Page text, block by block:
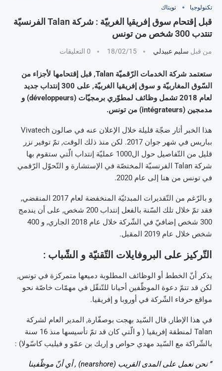
تكنولوجيا تويتاك
قبل إقتحام سوق إفريقيا الغربيّة : شركة Talan الفرنسيّة
تنتدب 300 شخص من تونس
من قبل سليم عبيدلي 18/02/15 0 التعليقات
ستعتمد شركة الخدمات الرّقميّة Talan, قبل إقتحامها لأجزاء من
السّوق المغاربيّة و سوق إفريقيا الغربيّة, على 300 إنتداب جديد
لعام 2018 تشمل وظائف لمطوّري برمجيّات (développeurs) و
مدمجين (intégrateurs) من تونس.
هذا الخبر أثار ضجّة قليلة خلال الإعلان عنه في صالون Vivatech
بباريس في شهر جوان 2017. لكن منذ ذلك الوقت, تمّ توفير نزر
قليل من التّفاصيل حول ال1000 عمليّة إنتداب الّتي ستقوم بها
شركة Talan الفرنسيّة المختصّة في الإستشارة و التّحوّل الرّقمي
في تونس من هنا إلى عام 2020.
و بالرّغم من التّقديرات المبدئيّة المنخفضة لعام 2017 المنقضي,
فقد تمّ خلال تلك السّنة بالفعل إنتداب 200 شخص, على أن يندمج
300 شخص إضافيّ في الشّركة خلال عام 2018 الجاري, و 400
شخص خلال عام 2019 المقبل.
التّركيز على البروفايلات التّقنيّة و الشّباب :
يذكر أنّ الخطط أو الوظائف المطلوبة دميعها متمركزة في تونس,
لكن قد تتمّ دعوة الموظّفين أحيانا للتّنقّل في مهمّات خاصّة نحو
مواقع حرفاء الشّركة في أوروبا و إفريقيا.
في هذا الإطار, قال السّيد بهجت بوصفّارة, المدير العام لشركة
Talan لمنطقة إفريقيا ( و الّتي كان قد تمّ تأسيسها منذ 16 سنة
بالشّراكة مع السّيد مهدي حواص و إريك بن عمّو و فيليب كاسّولا) :
” نحن نعمل على المدى القريب (nearshore) , أي أنّ موظّفينا